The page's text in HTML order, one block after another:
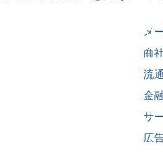
メ
商社
流
金
サ
広